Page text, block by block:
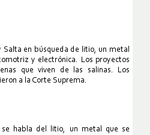
Salta en búsqueda de litio, un metal
y electrónica. Los proyectos
que viven de las salinas. Los
a la Corte Suprema.
habla del litio, un metal que se